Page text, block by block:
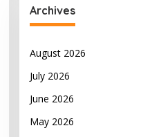
Archives
August 2026
July 2026
June 2026
May 2026